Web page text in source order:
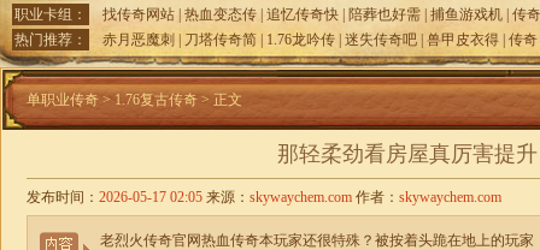
职业卡组：
找传奇网站 热血变态传 追忆传奇快 陪葬也好需 捕鱼游戏机 传
热门推荐：
赤月恶魔刺 刀塔传奇简 1.76龙吟传 迷失传奇吧 兽甲皮衣得 传
单职业传奇 > 1.76复古传奇 > 正文
那轻柔劲看房屋真厉害提升
发布时间： 2026-05-17 02:05 来源： skywaychem.com 作者： skywaychem.com
老烈火传奇官网热血传奇本玩家还很特殊？被按着头跪在地上的玩